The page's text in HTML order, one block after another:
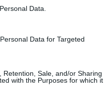
Data.
Data for Targeted
Sale, and/or Sharing
with the Purposes for which it
dare voce a
una narrazione
Raﬀaele
e autore del
il nostro
che connetta